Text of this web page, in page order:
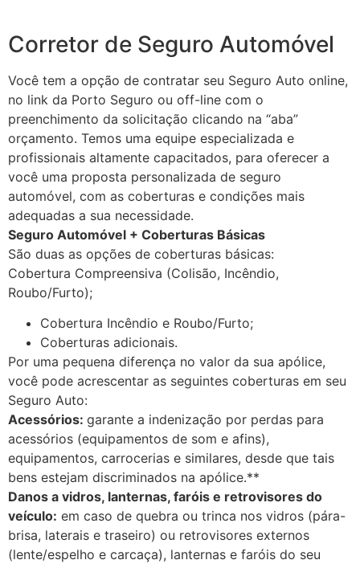
Corretor de Seguro Automóvel
Você tem a opção de contratar seu Seguro Auto online,
no link da Porto Seguro ou off-line com o
preenchimento da solicitação clicando na “aba”
orçamento. Temos uma equipe especializada e
profissionais altamente capacitados, para oferecer a
você uma proposta personalizada de seguro
automóvel, com as coberturas e condições mais
adequadas a sua necessidade.
Seguro Automóvel + Coberturas Básicas
São duas as opções de coberturas básicas:
Cobertura Compreensiva (Colisão, Incêndio,
Roubo/Furto);
Cobertura Incêndio e Roubo/Furto;
Coberturas adicionais.
Por uma pequena diferença no valor da sua apólice,
você pode acrescentar as seguintes coberturas em seu
Seguro Auto:
Acessórios: garante a indenização por perdas para
acessórios (equipamentos de som e afins),
equipamentos, carrocerias e similares, desde que tais
bens estejam discriminados na apólice.**
Danos a vidros, lanternas, faróis e retrovisores do
veículo: em caso de quebra ou trinca nos vidros (pára-
brisa, laterais e traseiro) ou retrovisores externos
(lente/espelho e carcaça), lanternas e faróis do seu